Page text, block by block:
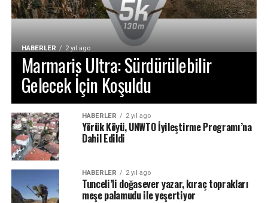
HABERLER 2 yıl ago
Marmaris Ultra: Sürdürülebilir
Gelecek İçin Koşuldu
HABERLER 2 yıl ago
Yörük Köyü, UNWTO İyileştirme Programı’na
Dahil Edildi
HABERLER 2 yıl ago
Tunceli’li doğasever yazar, kıraç toprakları
meşe palamudu ile yeşertiyor